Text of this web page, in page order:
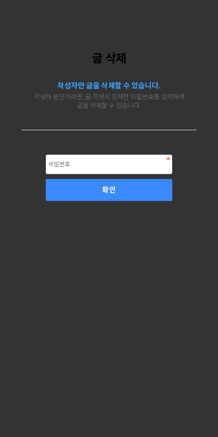
글 삭제
작성자만 글을 삭제할 수 있습니다.
작성자 본인이라면, 글 작성시 입력한 비밀번호를 입력하여
글을 삭제할 수 있습니다.